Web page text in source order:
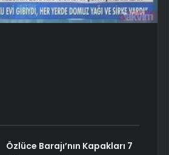
Özlüce Barajı’nın Kapakları 7